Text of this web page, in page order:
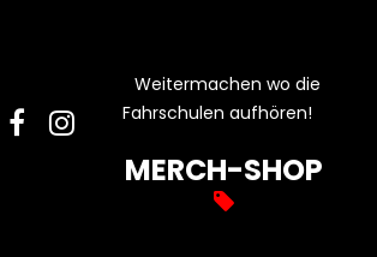
Weitermachen wo die
Fahrschulen aufhören!
MERCH-SHOP